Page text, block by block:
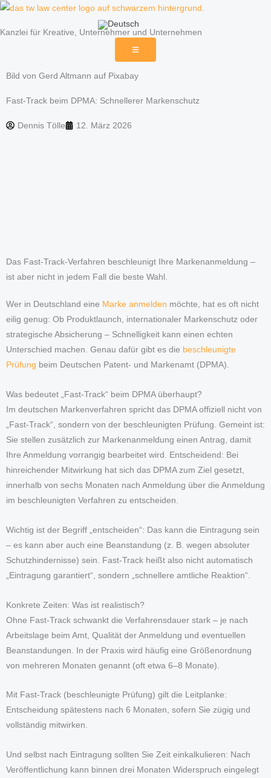
Zum
springen
Kanzlei für Kreative, Unternehmer und Unternehmen
Bild von Gerd Altmann auf Pixabay
Fast-Track beim DPMA: Schnellerer Markenschutz
Dennis Tölle 12. März 2026
Das Fast-Track-Verfahren beschleunigt Ihre Markenanmeldung –
ist aber nicht in jedem Fall die beste Wahl.
Wer in Deutschland eine Marke anmelden möchte, hat es oft nicht
eilig genug: Ob Produktlaunch, internationaler Markenschutz oder
strategische Absicherung – Schnelligkeit kann einen echten
Unterschied machen. Genau dafür gibt es die beschleunigte
Prüfung beim Deutschen Patent- und Markenamt (DPMA).
Was bedeutet „Fast-Track“ beim DPMA überhaupt?
Im deutschen Markenverfahren spricht das DPMA offiziell nicht von
„Fast-Track“, sondern von der beschleunigten Prüfung. Gemeint ist:
Sie stellen zusätzlich zur Markenanmeldung einen Antrag, damit
Ihre Anmeldung vorrangig bearbeitet wird. Entscheidend: Bei
hinreichender Mitwirkung hat sich das DPMA zum Ziel gesetzt,
innerhalb von sechs Monaten nach Anmeldung über die Anmeldung
im beschleunigten Verfahren zu entscheiden.
Wichtig ist der Begriff „entscheiden“: Das kann die Eintragung sein
– es kann aber auch eine Beanstandung (z. B. wegen absoluter
Schutzhindernisse) sein. Fast-Track heißt also nicht automatisch
„Eintragung garantiert“, sondern „schnellere amtliche Reaktion“.
Konkrete Zeiten: Was ist realistisch?
Ohne Fast-Track schwankt die Verfahrensdauer stark – je nach
Arbeitslage beim Amt, Qualität der Anmeldung und eventuellen
Beanstandungen. In der Praxis wird häufig eine Größenordnung
von mehreren Monaten genannt (oft etwa 6–8 Monate).
Mit Fast-Track (beschleunigte Prüfung) gilt die Leitplanke:
Entscheidung spätestens nach 6 Monaten, sofern Sie zügig und
vollständig mitwirken.
Und selbst nach Eintragung sollten Sie Zeit einkalkulieren: Nach
Veröffentlichung kann binnen drei Monaten Widerspruch eingelegt